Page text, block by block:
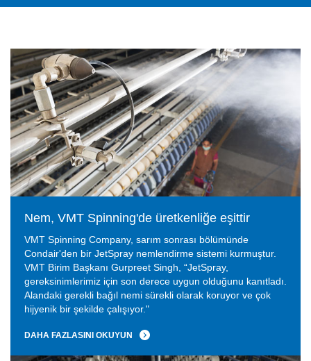
Nem, VMT Spinning'de üretkenliğe eşittir
VMT Spinning Company, sarım sonrası bölümünde
Condair'den bir JetSpray nemlendirme sistemi kurmuştur.
VMT Birim Başkanı Gurpreet Singh, “JetSpray,
gereksinimlerimiz için son derece uygun olduğunu kanıtladı.
Alandaki gerekli bağıl nemi sürekli olarak koruyor ve çok
hijyenik bir şekilde çalışıyor."
DAHA FAZLASINI OKUYUN